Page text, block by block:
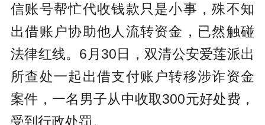
信账号帮忙代收钱款只是小事，殊不知
出借账户协助他人流转资金，已然触碰
法律红线。6月30日，双清公安爱莲派出
所查处一起出借支付账户转移涉诈资金
案件，一名男子从中收取300元好处费，
受到行政处罚。